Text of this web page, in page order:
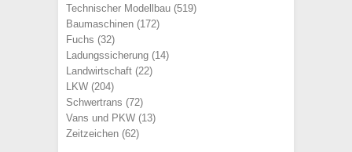
Technischer Modellbau (519)
Baumaschinen (172)
Fuchs (32)
Ladungssicherung (14)
Landwirtschaft (22)
LKW (204)
Schwertrans (72)
Vans und PKW (13)
Zeitzeichen (62)